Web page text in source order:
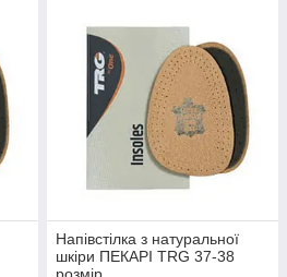
Напівстілка з натуральної
шкіри ПЕКАРІ TRG 37-38